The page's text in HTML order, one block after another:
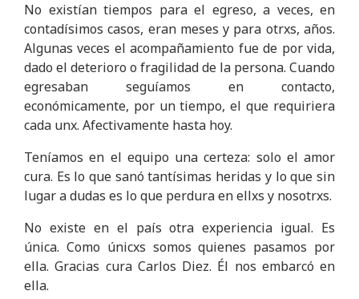
No existían tiempos para el egreso, a veces, en
contadísimos casos, eran meses y para otrxs, años.
Algunas veces el acompañamiento fue de por vida,
dado el deterioro o fragilidad de la persona. Cuando
egresaban seguíamos en contacto,
económicamente, por un tiempo, el que requiriera
cada unx. Afectivamente hasta hoy.
Teníamos en el equipo una certeza: solo el amor
cura. Es lo que sanó tantísimas heridas y lo que sin
lugar a dudas es lo que perdura en ellxs y nosotrxs.
No existe en el país otra experiencia igual. Es
única. Como únicxs somos quienes pasamos por
ella. Gracias cura Carlos Diez. Él nos embarcó en
ella.